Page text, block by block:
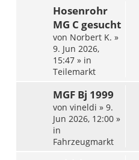
Hosenrohr
MG C gesucht
von Norbert K. »
9. Jun 2026,
15:47 » in
Teilemarkt
MGF Bj 1999
von vineldi » 9.
Jun 2026, 12:00 »
in
Fahrzeugmarkt